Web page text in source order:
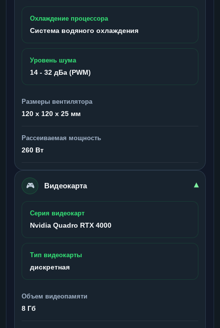
Охлаждение процессора
Система водяного охлаждения
Уровень шума
14 - 32 дБа (PWM)
Размеры вентилятора
120 x 120 x 25 мм
Рассеиваемая мощность
260 Вт
🎮 Видеокарта ▾
Серия видеокарт
Nvidia Quadro RTX 4000
Тип видеокарты
дискретная
Объем видеопамяти
8 Гб